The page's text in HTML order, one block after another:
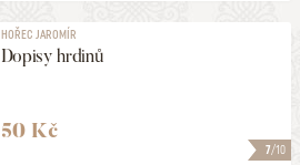
7/10
HOŘEC JAROMÍR
Dopisy hrdinů
50 Kč